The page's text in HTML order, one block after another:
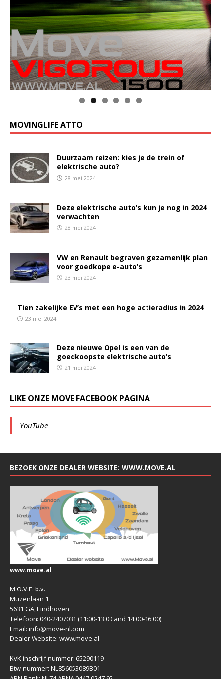
Klik op de foto voor meer informatie
MOVINGLIFE ATTO
Duurzaam reizen: kies je de trein of
elektrische auto?
28 mei 2024
Deze elektrische auto’s kun je nog in 2024
verwachten
28 mei 2024
VW en Renault begraven gezamenlijk plan
voor goedkope e-auto’s
23 mei 2024
Tien zakelijke EV’s met een hoge actieradius in 2024
23 mei 2024
Deze nieuwe Opel is een van de
goedkoopste elektrische auto’s
21 mei 2024
LIKE ONZE MOVE FACEBOOK PAGINA
YouTube
BEZOEK ONZE DEALER WEBSITE: WWW.MOVE.AL
www.move.al
M.O.V.E. b.v.
Muzenlaan 1
5631 GA, Eindhoven
Telefoon: 040-2407031 (11:00-13:00 and 14:00-16:00)
Email: info@move-nl.com
Dealer Website: www.move.al
KvK inschrijf nummer: 65290119
Btw-nummer: NL856053089B01